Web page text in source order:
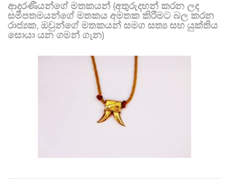
ආදරණීයන්ගේ මතකයන් (අතුරුදහන් කරන ලද
සමීපතමයන්ගේ මතකය අමතක කිරීමට බල කරන
රාජ්‍යක, ඔවුන්ගේ මතකයන් සමග සත්‍ය සහ යුක්තිය
සොයා යන ගමන් ගැන)